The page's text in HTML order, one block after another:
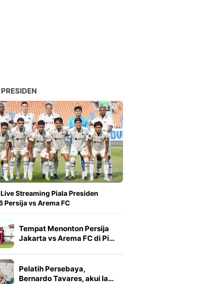
Streaming Piala Presiden
Persija vs Arema FC
Tempat Menonton Persija
Jakarta vs Arema FC di Pi…
Pelatih Persebaya,
Bernardo Tavares, akui la…